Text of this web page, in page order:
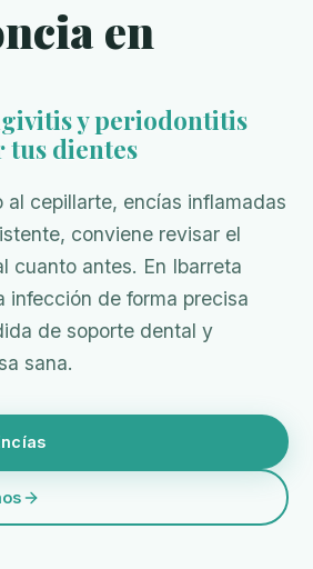
en
y periodontitis
dientes
al cepillarte, encías inflamadas
conviene revisar el
cuanto antes. En Ibarreta
infección de forma precisa
de soporte dental y
sana.